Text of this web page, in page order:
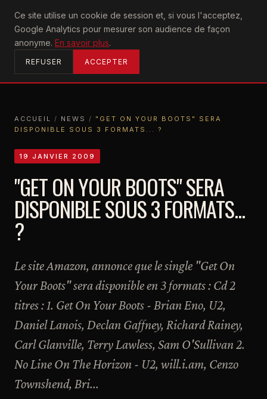
Ce site utilise un cookie de session et, si vous l'acceptez,
Google Analytics pour mesurer son audience de façon
anonyme. En savoir plus.
REFUSER ACCEPTER
U2achtung
ACCUEIL
ACCUEIL / NEWS / "GET ON YOUR BOOTS" SERA
DISPONIBLE SOUS 3 FORMATS... ?
19 JANVIER 2009
"GET ON YOUR BOOTS" SERA
DISPONIBLE SOUS 3 FORMATS...
?
Le site Amazon, annonce que le single "Get On
Your Boots" sera disponible en 3 formats : Cd 2
titres : 1. Get On Your Boots - Brian Eno, U2,
Daniel Lanois, Declan Gaffney, Richard Rainey,
Carl Glanville, Terry Lawless, Sam O'Sullivan 2.
No Line On The Horizon - U2, will.i.am, Cenzo
Townshend, Bri...